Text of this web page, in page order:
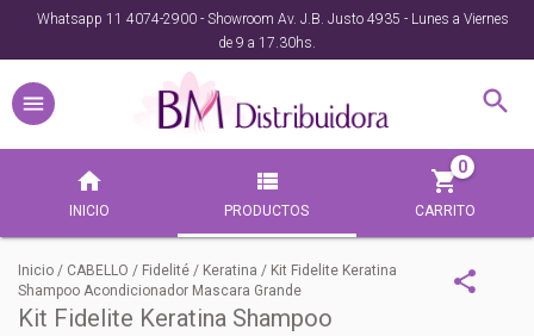
Whatsapp 11 4074-2900 - Showroom Av. J.B. Justo 4935 - Lunes a Viernes
de 9 a 17.30hs.
INICIO PRODUCTOS CARRITO
0
Inicio / CABELLO / Fidelité / Keratina / Kit Fidelite Keratina
Shampoo Acondicionador Mascara Grande
Kit Fidelite Keratina Shampoo